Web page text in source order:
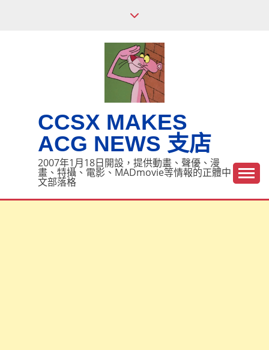
CCSX MAKES
ACG NEWS 支店
2007年1月18日開設，提供動畫、聲優、漫
畫、特攝、電影、MADmovie等情報的正體中
文部落格